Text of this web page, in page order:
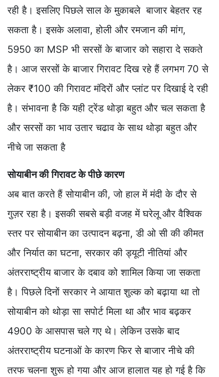
रही है। इसलिए पिछले साल के मुकाबले बाजार बेहतर रह
सकता है। इसके अलावा, होली और रमजान की मांग,
5950 का MSP भी सरसों के बाजार को सहारा दे सकते
है। आज सरसों के बाजार गिरावट दिख रहे हैं लगभग 70 से
लेकर ₹100 की गिरावट मंदिरों और प्लांट पर दिखाई दे रही
है। संभावना है कि यही ट्रेंड थोड़ा बहुत और चल सकता है
और सरसों का भाव उतार चढाव के साथ थोड़ा बहुत और
नीचे जा सकता है
सोयाबीन की गिरावट के पीछे कारण
अब बात करते हैं सोयाबीन की, जो हाल में मंदी के दौर से
गुज़र रहा है। इसकी सबसे बड़ी वजह में घरेलू और वैश्विक
स्तर पर सोयाबीन का उत्पादन बढ़ना, डी ओ सी की कीमत
और निर्यात का घटना, सरकार की ड्यूटी नीतियां और
अंतरराष्ट्रीय बाजार के दबाव को शामिल किया जा सकता
है। पिछले दिनों सरकार ने आयात शुल्क को बढ़ाया था तो
सोयाबीन को थोड़ा सा सपोर्ट मिला था और भाव बढ़कर
4900 के आसपास चले गए थे। लेकिन उसके बाद
अंतरराष्ट्रीय घटनाओं के कारण फिर से बाजार नीचे की
तरफ चलना शुरू हो गया और आज हालात यह हो गई है कि